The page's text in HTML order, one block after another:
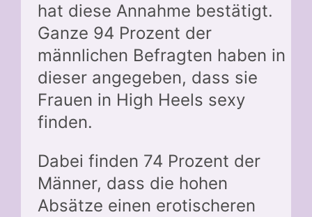
hat diese Annahme bestätigt.
Ganze 94 Prozent der
männlichen Befragten haben in
dieser angegeben, dass sie
Frauen in High Heels sexy
finden.
Dabei finden 74 Prozent der
Männer, dass die hohen
Absätze einen erotischeren